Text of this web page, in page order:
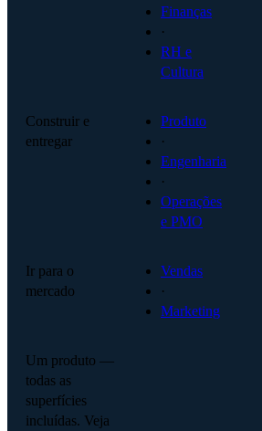
Finanças
·
RH e
Cultura
Construir e
entregar
Produto
·
Engenharia
·
Operações
e PMO
Ir para o
mercado
Vendas
·
Marketing
Um produto —
todas as
superfícies
incluídas. Veja